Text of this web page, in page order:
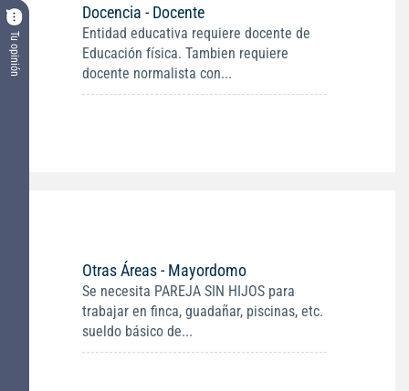
Tu opinión
Docencia - Docente
Entidad educativa requiere docente de
Educación física. Tambien requiere
docente normalista con...
Otras Áreas - Mayordomo
Se necesita PAREJA SIN HIJOS para
trabajar en finca, guadañar, piscinas, etc.
sueldo básico de...